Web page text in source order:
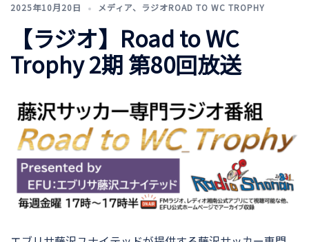
2025年10月20日 メディア、 ラジオROAD TO WC TROPHY
【ラジオ】Road to WC
Trophy 2期 第80回放送